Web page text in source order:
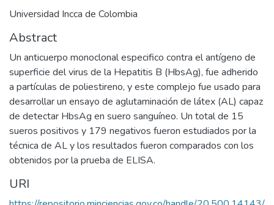
Universidad Incca de Colombia
Abstract
Un anticuerpo monoclonal especifico contra el antígeno de
superficie del virus de la Hepatitis B (HbsAg), fue adherido
a partículas de poliestireno, y este complejo fue usado para
desarrollar un ensayo de aglutaminación de látex (AL) capaz
de detectar HbsAg en suero sanguíneo. Un total de 15
sueros positivos y 179 negativos fueron estudiados por la
técnica de AL y los resultados fueron comparados con los
obtenidos por la prueba de ELISA.
URI